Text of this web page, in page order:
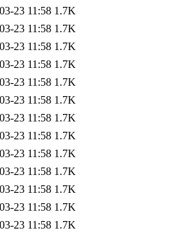
23 11:58 1.7K
23 11:58 1.7K
23 11:58 1.7K
23 11:58 1.7K
23 11:58 1.7K
23 11:58 1.7K
23 11:58 1.7K
23 11:58 1.7K
23 11:58 1.7K
23 11:58 1.7K
23 11:58 1.7K
23 11:58 1.7K
23 11:58 1.7K